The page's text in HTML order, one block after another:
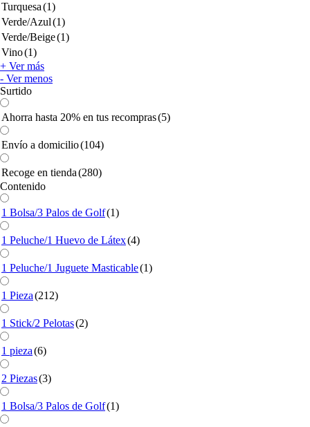
Turquesa(1)
Verde/Azul(1)
Verde/Beige(1)
Vino(1)
+ Ver más
- Ver menos
Surtido
Ahorra hasta 20% en tus recompras(5)
Envío a domicilio(104)
Recoge en tienda(280)
Contenido
1 Bolsa/3 Palos de Golf(1)
1 Peluche/1 Huevo de Látex(4)
1 Peluche/1 Juguete Masticable(1)
1 Pieza(212)
1 Stick/2 Pelotas(2)
1 pieza(6)
2 Piezas(3)
1 Bolsa/3 Palos de Golf(1)